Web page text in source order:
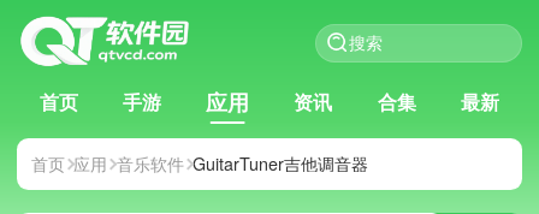
首页 手游 应用 资讯 合集 最新
首页 应用 音乐软件 GuitarTuner吉他调音器